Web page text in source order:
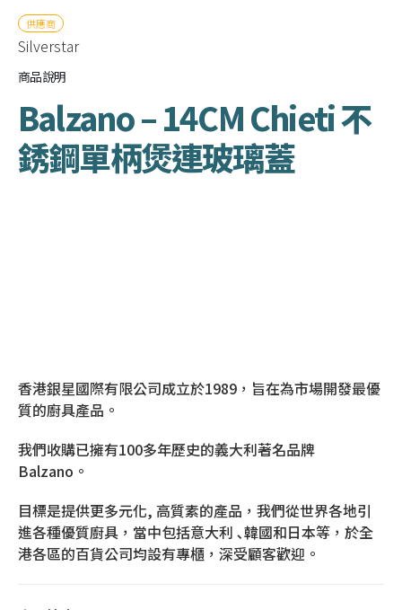
供應商
Silverstar
商品說明
Balzano – 14CM Chieti 不
銹鋼單柄煲連玻璃蓋
香港銀星國際有限公司成立於1989，旨在為市場開發最優
質的廚具產品。
我們收購已擁有100多年歷史的義大利著名品牌
Balzano。
目標是提供更多元化, 高質素的產品，我們從世界各地引
進各種優質廚具，當中包括意大利 ､韓國和日本等，於全
港各區的百貨公司均設有專櫃，深受顧客歡迎。